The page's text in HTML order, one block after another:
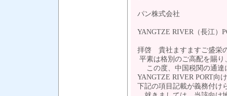
パン株式会社
YANGTZE RIVER（長江）
拝啓 貴社ますますご盛栄
平素は格別のご高配を賜
この度、中国税関の通達
YANGTZE RIVER PORT向
下記の項目記載が義務付け